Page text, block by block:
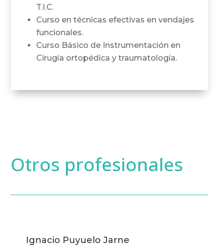
T.I.C.
Curso en técnicas efectivas en vendajes
funcionales.
Curso Básico de Instrumentación en
Cirugía ortopédica y traumatología.
Otros profesionales
Ignacio Puyuelo Jarne